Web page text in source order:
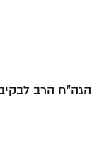
הגה"ח הרב